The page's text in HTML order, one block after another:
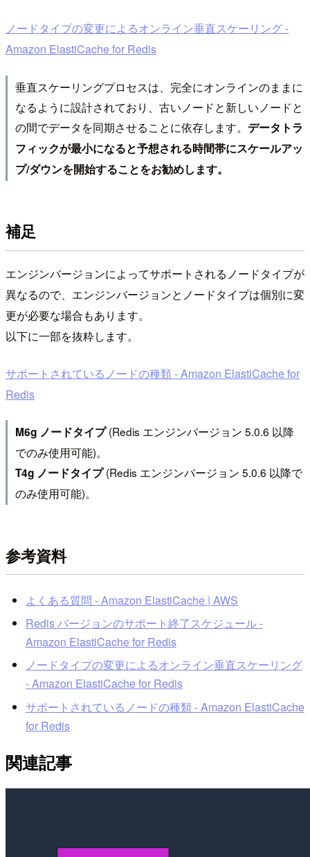
ノードタイプの変更によるオンライン垂直スケーリング -
Amazon ElastiCache for Redis
垂直スケーリングプロセスは、完全にオンラインのままに
なるように設計されており、古いノードと新しいノードと
の間でデータを同期させることに依存します。 データトラ
フィックが最小になると予想される時間帯にスケールアッ
プ/ダウンを開始することをお勧めします。
補足
エンジンバージョンによってサポートされるノードタイプが
異なるので、エンジンバージョンとノードタイプは個別に変
更が必要な場合もあります。
以下に一部を抜粋します。
サポートされているノードの種類 - Amazon ElastiCache for
Redis
M6g ノードタイプ(Redis エンジンバージョン 5.0.6 以降
でのみ使用可能)。
T4g ノードタイプ(Redis エンジンバージョン 5.0.6 以降で
のみ使用可能)。
参考資料
よくある質問 - Amazon ElastiCache | AWS
Redis バージョンのサポート終了スケジュール -
Amazon ElastiCache for Redis
ノードタイプの変更によるオンライン垂直スケーリング
- Amazon ElastiCache for Redis
サポートされているノードの種類 - Amazon ElastiCache
for Redis
関連記事